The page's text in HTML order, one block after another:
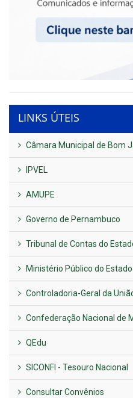
LINKS ÚTEIS
Câmara Municipal de Bom
IPVEL
AMUPE
Governo de Pernambuco
Tribunal de Contas do
Ministério Público do
Controladoria-Geral da
Confederação Nacional de
QEdu
SICONFI - Tesouro Nacional
Consultar Convênios